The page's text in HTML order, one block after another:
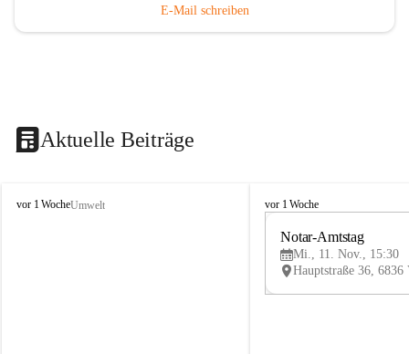
E-Mail schreiben
Aktuelle Beiträge
V
vor 1 WocheUmwelt
V
vor 1 Woche
Notar-Amtstag
Mi., 11. Nov., 15:30